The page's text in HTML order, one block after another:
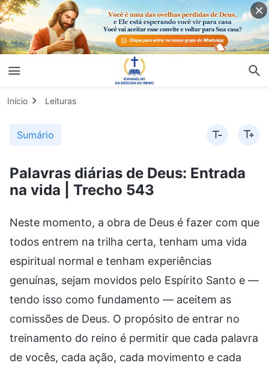
Início Leituras
Sumário
Palavras diárias de Deus: Entrada
na vida | Trecho 543
Neste momento, a obra de Deus é fazer com que
todos entrem na trilha certa, tenham uma vida
espiritual normal e tenham experiências
genuínas, sejam movidos pelo Espírito Santo e —
tendo isso como fundamento — aceitem as
comissões de Deus. O propósito de entrar no
treinamento do reino é permitir que cada palavra
de vocês, cada ação, cada movimento e cada